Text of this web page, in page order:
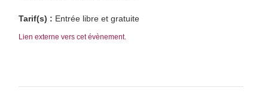
Tarif(s) : Entrée libre et gratuite
Lien externe vers cet évènement.